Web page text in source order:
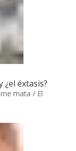
¿el éxtasis?
mata / El